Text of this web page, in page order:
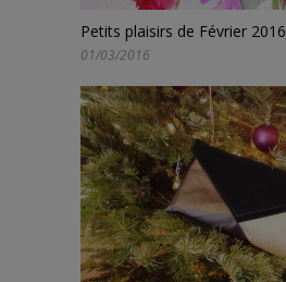
Petits plaisirs de Février 2016
01/03/2016